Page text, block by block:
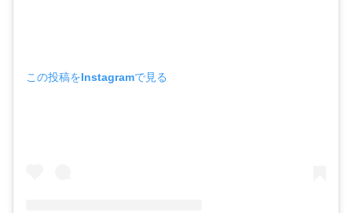
この投稿をInstagramで見る